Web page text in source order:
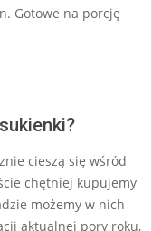
Gotowe na porcję
cieszą się wśród
chętniej kupujemy
możemy w nich
aktualnej pory roku,